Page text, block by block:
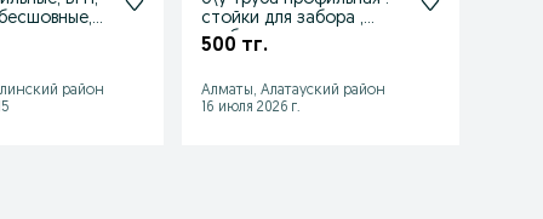
район
стойки для забора ,
трубы для навеса и
500 тг.
Алматы, Алатауский район
16 июля 2026 г.